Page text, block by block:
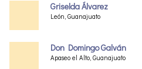
Griselda Álvarez
León, Guanajuato
Don Domingo Galván
Apaseo el Alto, Guanajuato